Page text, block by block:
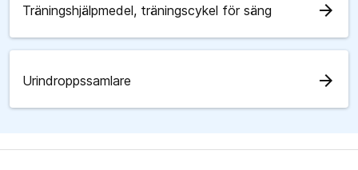
Träningshjälpmedel, träningscykel för säng arrow_forward
Urindroppssamlare arrow_forward